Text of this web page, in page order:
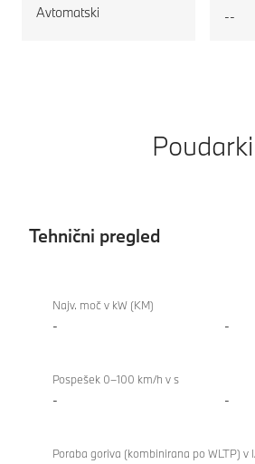
Avtomatski --
Poudarki
Tehnični pregled
pregled
M8
Coupé
Najv. moč v kW (KM)
- -
Pospešek 0–100 km/h v s
- -
Poraba goriva (kombinirana po WLTP) v